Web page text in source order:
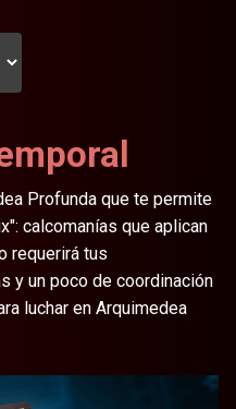
Profunda que te permite
calcomanías que aplican
requerirá tus
y un poco de coordinación
luchar en Arquimedea